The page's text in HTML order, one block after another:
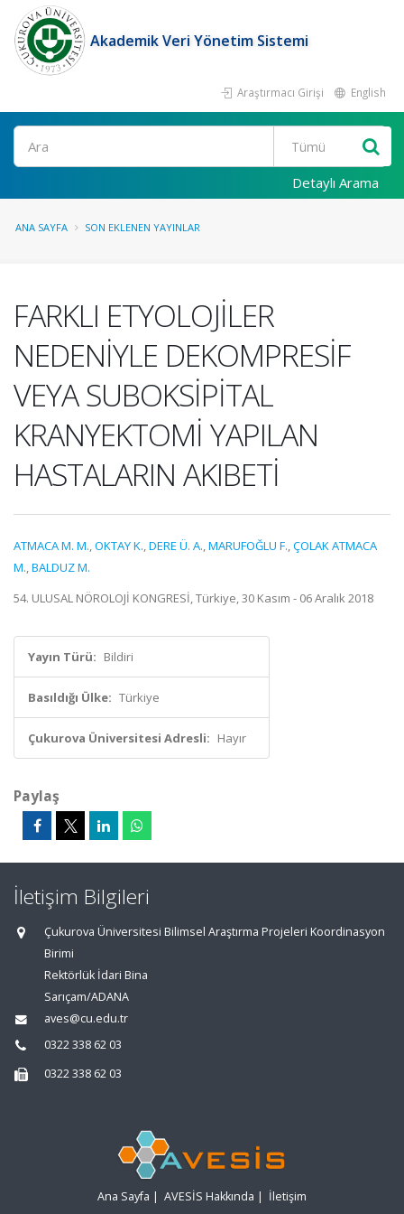
Akademik Veri Yönetim Sistemi
Araştırmacı Girişi English
Ara
Detaylı Arama
ANA SAYFA SON EKLENEN YAYINLAR
FARKLI ETYOLOJİLER
NEDENİYLE DEKOMPRESİF
VEYA SUBOKSİPİTAL
KRANYEKTOMİ YAPILAN
HASTALARIN AKIBETİ
ATMACA M. M.,OKTAY K.,DERE Ü. A.,MARUFOĞLU F.,ÇOLAK ATMACA
M.,BALDUZ M.
54. ULUSAL NÖROLOJİ KONGRESİ, Türkiye, 30 Kasım - 06 Aralık 2018
Yayın Türü: Bildiri
Basıldığı Ülke: Türkiye
Çukurova Üniversitesi Adresli: Hayır
Paylaş
İletişim Bilgileri
Çukurova Üniversitesi Bilimsel Araştırma Projeleri Koordinasyon
Birimi
Rektörlük İdari Bina
Sarıçam/ADANA
aves@cu.edu.tr
0322 338 62 03
0322 338 62 03
Ana Sayfa | AVESİS Hakkında | İletişim